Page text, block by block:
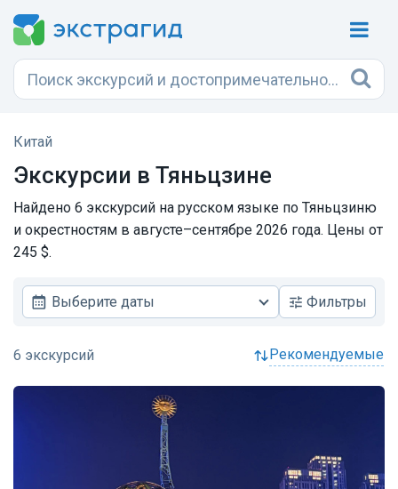
Китай
Экскурсии в Тяньцзине
Найдено 6 экскурсий на русском языке по Тяньцзиню
и окрестностям в августе–сентябре 2026 года. Цены от
245 $.
Выберите даты Фильтры
рекомендуемые